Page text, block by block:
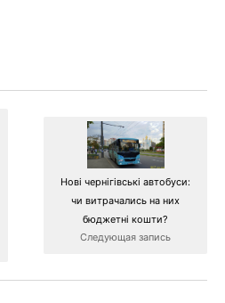
Нові чернігівські автобуси:
чи витрачались на них
бюджетні кошти?
Следующая запись